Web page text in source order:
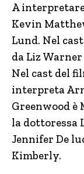
A
Kevin
Lund. Nel
da Liz
Nel cast del
interpreta
Greenwood è
la dottoressa
Jennifer De
Kimberly.